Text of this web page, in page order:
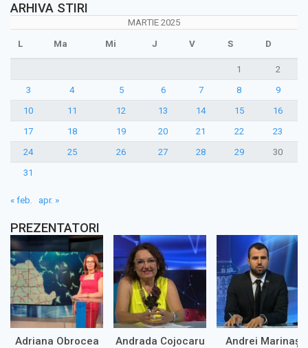
ARHIVA STIRI
MARTIE 2025
L Ma Mi J V S D
1
2
3
4 5 6 7 8
9
10
11 12 13 14 15
16
17
18 19 20 21 22
23
24
25 26 27 28 29
30
31
« feb. apr. »
PREZENTATORI
Adriana Obrocea Andrada Cojocaru Andrei Marinaș